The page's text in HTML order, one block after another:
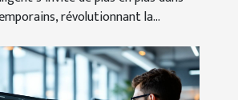
révolutionnant la...